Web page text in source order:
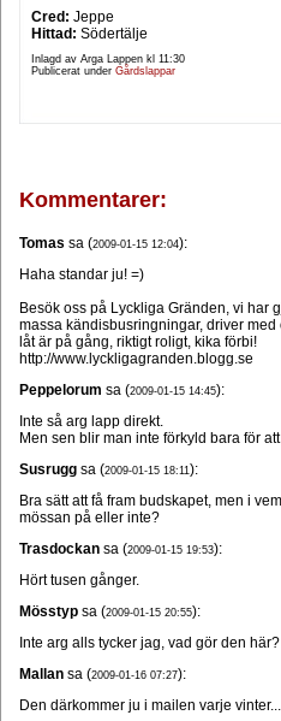
Cred: Jeppe
Hittad: Södertälje
Inlagd av Arga Lappen kl 11:30
Publicerat under Gårdslappar
Kommentarer:
Tomas sa (2009-01-15 12:04):
Haha standar ju! =)
Besök oss på Lyckliga Gränden, vi har
massa kändisbusringningar, driver
låt är på gång, riktigt roligt, kika förbi!
http://www.lyckligagranden.blogg.se
Peppelorum sa (2009-01-15 14:45):
Inte så arg lapp direkt.
Men sen blir man inte förkyld bara för
Susrugg sa (2009-01-15 18:11):
Bra sätt att få fram budskapet, men i
mössan på eller inte?
Trasdockan sa (2009-01-15 19:53):
Hört tusen gånger.
Mösstyp sa (2009-01-15 20:55):
Inte arg alls tycker jag, vad gör den här?
Mallan sa (2009-01-16 07:27):
Den därkommer ju i mailen varje vinter...